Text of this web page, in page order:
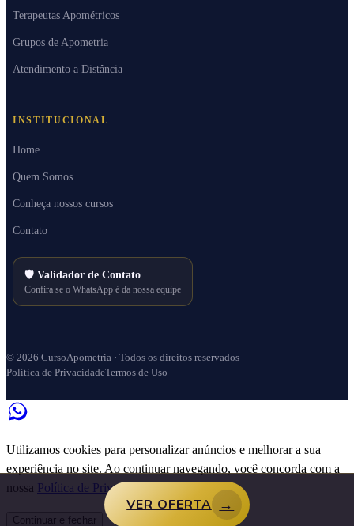
VER OFERTA →
Terapeutas Apométricos
Grupos de Apometria
Atendimento a Distância
INSTITUCIONAL
Home
Quem Somos
Conheça nossos cursos
Contato
🛡️ Validador de Contato
Confira se o WhatsApp é da nossa equipe
© 2026 CursoApometria · Todos os direitos reservados
Política de PrivacidadeTermos de Uso
Utilizamos cookies para personalizar anúncios e melhorar a sua
experiência no site. Ao continuar navegando, você concorda com a
nossa Política de Privacidade.
Continuar e fechar